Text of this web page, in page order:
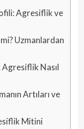
Agresiflik ve
Uzmanlardan
Agresiflik Nasıl
Artıları ve
Mitini